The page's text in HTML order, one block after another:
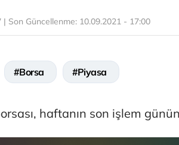
| Son Güncellenme: 10.09.2021 - 17:00
#Borsa #Piyasa
haftanın son işlem